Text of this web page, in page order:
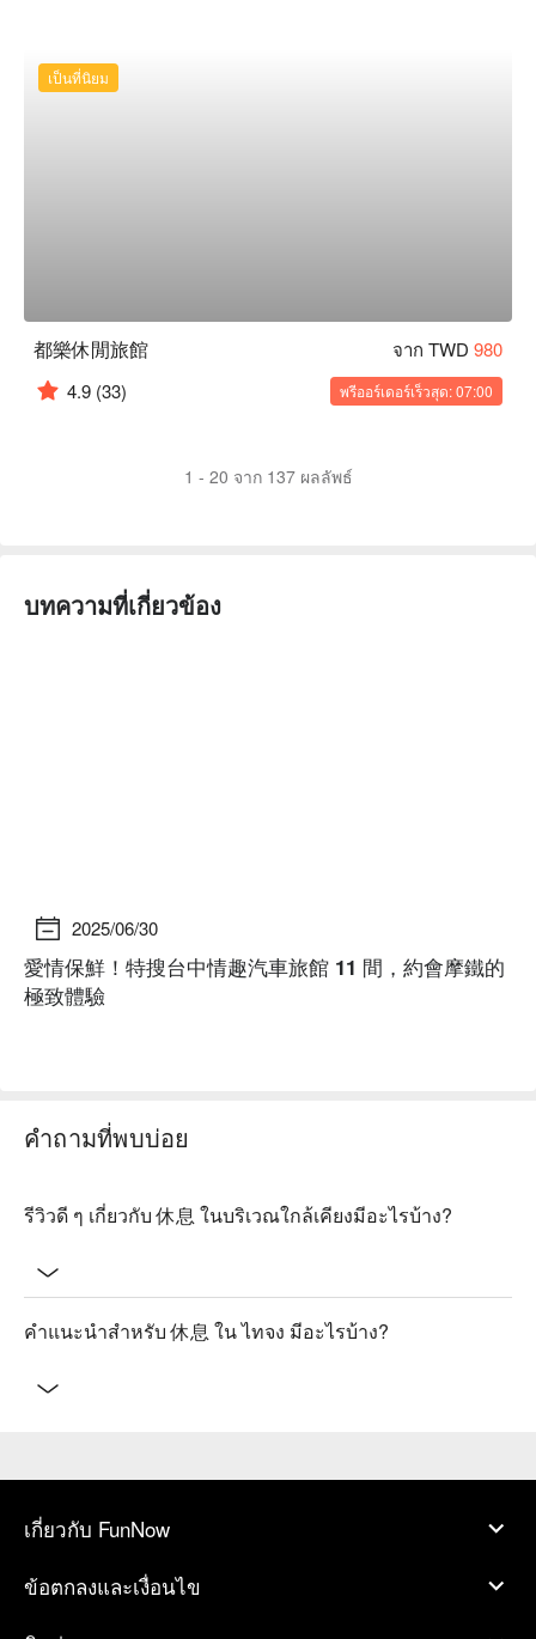
เป็นที่นิยม
都樂休閒旅館 จาก TWD 980
4.9 (33) พรีออร์เดอร์เร็วสุด: 07:00
1 - 20 จาก 137 ผลลัพธ์
บทความที่เกี่ยวข้อง
2025/06/30
愛情保鮮！特搜台中情趣汽車旅館 11 間，約會摩鐵的
極致體驗
คำถามที่พบบ่อย
รีวิวดี ๆ เกี่ยวกับ 休息 ในบริเวณใกล้เคียงมีอะไรบ้าง?
คำแนะนำสำหรับ 休息 ใน ไทจง มีอะไรบ้าง?
เกี่ยวกับ FunNow
ข้อตกลงและเงื่อนไข